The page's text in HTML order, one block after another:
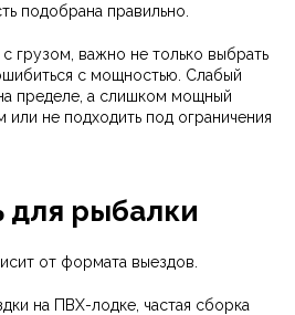
подобрана правильно.
с грузом, важно не только выбрать
с мощностью. Слабый
пределе, а слишком мощный
не подходить под ограничения
для рыбалки
от формата выездов.
на ПВХ-лодке, частая сборка